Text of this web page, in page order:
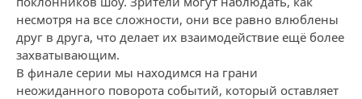
несмотря на все сложности, они все равно влюблены
друг в друга, что делает их взаимодействие ещё более
захватывающим.
В финале серии мы находимся на грани
неожиданного поворота событий, который оставляет